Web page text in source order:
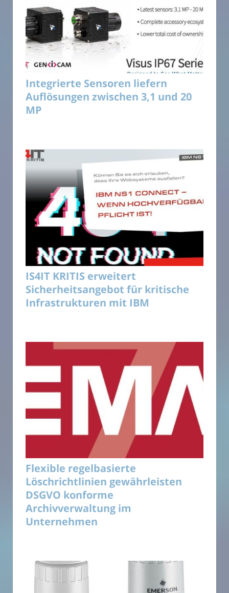
Integrierte Sensoren liefern
Auflösungen zwischen 3,1 und 20
MP
IS4IT KRITIS erweitert
Sicherheitsangebot für kritische
Infrastrukturen mit IBM
Flexible regelbasierte
Löschrichtlinien gewährleisten
DSGVO konforme
Archivverwaltung im
Unternehmen